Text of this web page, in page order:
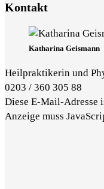
Kontakt
Katharina Geismann
Heilpraktikerin und
0203 / 360 305 88
Diese E-Mail-Adresse
Anzeige muss